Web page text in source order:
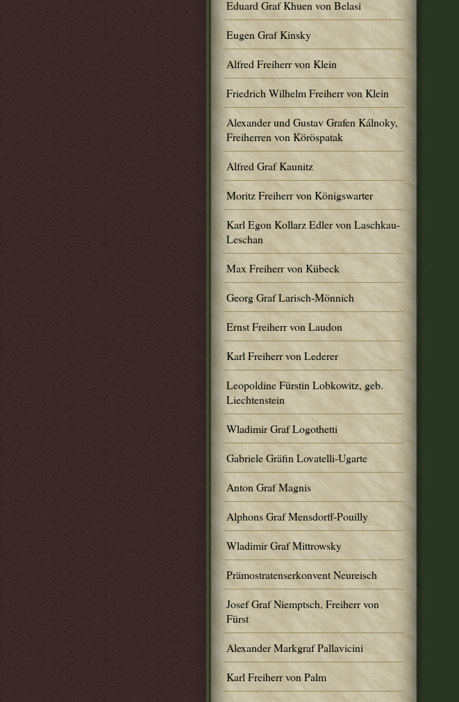
Eduard Graf Khuen von Belasi
Eugen Graf Kinsky
Alfred Freiherr von Klein
Friedrich Wilhelm Freiherr von Klein
Alexander und Gustav Grafen Kálnoky,
Freiherren von Köröspatak
Alfred Graf Kaunitz
Moritz Freiherr von Königswarter
Karl Egon Kollarz Edler von Laschkau-
Leschan
Max Freiherr von Kübeck
Georg Graf Larisch-Mönnich
Ernst Freiherr von Laudon
Karl Freiherr von Lederer
Leopoldine Fürstin Lobkowitz, geb.
Liechtenstein
Wladimir Graf Logothetti
Gabriele Gräfin Lovatelli-Ugarte
Anton Graf Magnis
Alphons Graf Mensdorff-Pouilly
Wladimir Graf Mittrowsky
Prämostratenserkonvent Neureisch
Josef Graf Niemptsch, Freiherr von
Fürst
Alexander Markgraf Pallavicini
Karl Freiherr von Palm